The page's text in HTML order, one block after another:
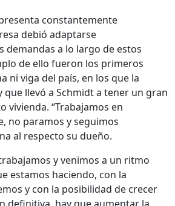
constantemente
debió adaptarse
demandas a lo largo de estos
de ello fueron los primeros
ni viga del país, en los que la
que llevó a Schmidt a tener un gran
vivienda. “Trabajamos en
no paramos y seguimos
al respecto su dueño.
y venimos a un ritmo
estamos haciendo, con la
y con la posibilidad de crecer